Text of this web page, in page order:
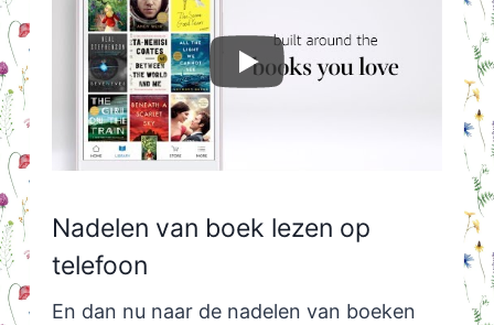
Nadelen van boek lezen op
telefoon
En dan nu naar de nadelen van boeken